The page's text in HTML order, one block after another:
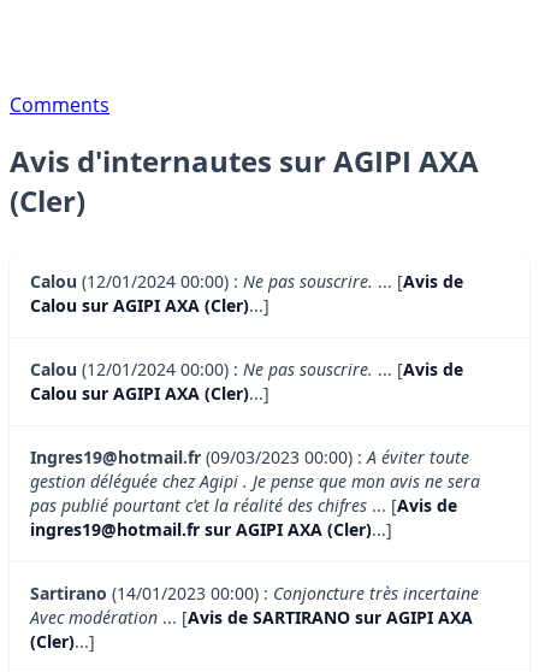
Comments
Avis d'internautes sur AGIPI AXA
(Cler)
Calou (12/01/2024 00:00) : Ne pas souscrire. ... [Avis de
Calou sur AGIPI AXA (Cler)...]
Calou (12/01/2024 00:00) : Ne pas souscrire. ... [Avis de
Calou sur AGIPI AXA (Cler)...]
Ingres19@hotmail.fr (09/03/2023 00:00) :A éviter toute
gestion déléguée chez Agipi . Je pense que mon avis ne sera
pas publié pourtant c'et la réalité des chifres ... [Avis de
ingres19@hotmail.fr sur AGIPI AXA (Cler)...]
Sartirano (14/01/2023 00:00) : Conjoncture très incertaine
Avec modération ... [Avis de SARTIRANO sur AGIPI AXA
(Cler)...]